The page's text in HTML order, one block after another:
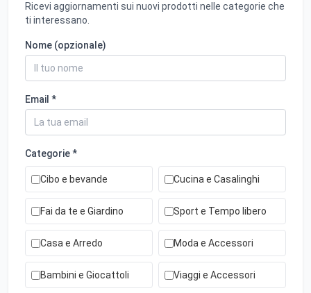
Ricevi aggiornamenti sui nuovi prodotti nelle categorie che
ti interessano.
Nome (opzionale)
Email *
Categorie *
Cibo e bevande Cucina e Casalinghi
Fai da te e Giardino Sport e Tempo libero
Casa e Arredo Moda e Accessori
Bambini e Giocattoli Viaggi e Accessori